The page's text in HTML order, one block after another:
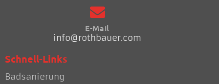
E-Mail
info@rothbauer.com
Schnell-Links
Badsanierung